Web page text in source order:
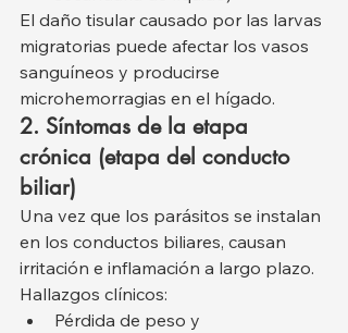
El daño tisular causado por las larvas
migratorias puede afectar los vasos
sanguíneos y producirse
microhemorragias en el hígado.
2. Síntomas de la etapa
crónica (etapa del conducto
biliar)
Una vez que los parásitos se instalan
en los conductos biliares, causan
irritación e inflamación a largo plazo.
Hallazgos clínicos:
Pérdida de peso y